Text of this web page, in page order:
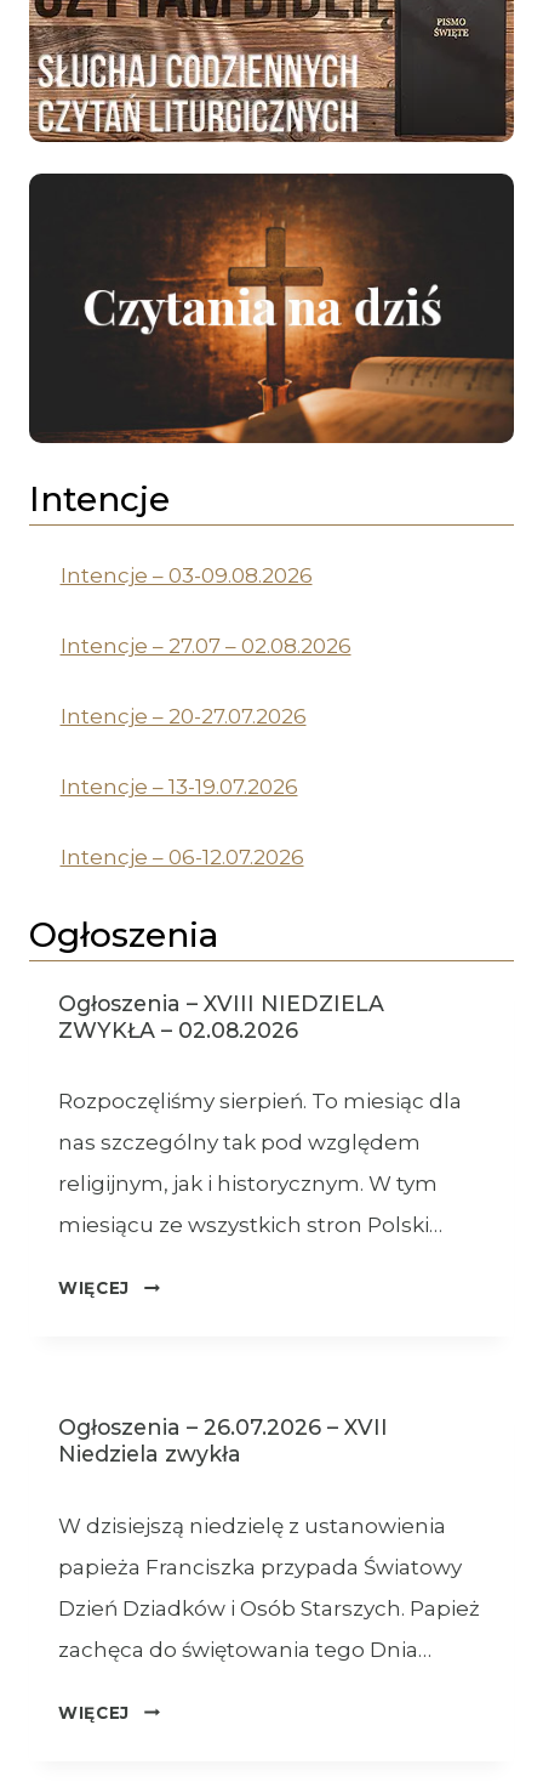
Intencje
Intencje – 03-09.08.2026
Intencje – 27.07 – 02.08.2026
Intencje – 20-27.07.2026
Intencje – 13-19.07.2026
Intencje – 06-12.07.2026
Ogłoszenia
Ogłoszenia – XVIII NIEDZIELA
ZWYKŁA – 02.08.2026
Rozpoczęliśmy sierpień. To miesiąc dla
nas szczególny tak pod względem
religijnym, jak i historycznym. W tym
miesiącu ze wszystkich stron Polski…
WIĘCEJ
OGŁOSZENIA
–
Ogłoszenia – 26.07.2026 – XVII
Niedziela zwykła
W dzisiejszą niedzielę z ustanowienia
papieża Franciszka przypada Światowy
Dzień Dziadków i Osób Starszych. Papież
zachęca do świętowania tego Dnia…
WIĘCEJ
OGŁOSZENIA